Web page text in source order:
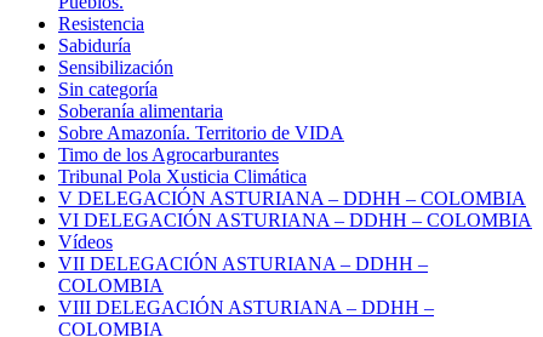
Resistencia
Sabiduría
Sensibilización
Sin categoría
Soberanía alimentaria
Sobre Amazonía. Territorio de VIDA
Timo de los Agrocarburantes
Tribunal Pola Xusticia Climática
V DELEGACIÓN ASTURIANA – DDHH – COLOMBIA
VI DELEGACIÓN ASTURIANA – DDHH – COLOMBIA
Vídeos
VII DELEGACIÓN ASTURIANA – DDHH –
COLOMBIA
VIII DELEGACIÓN ASTURIANA – DDHH –
COLOMBIA